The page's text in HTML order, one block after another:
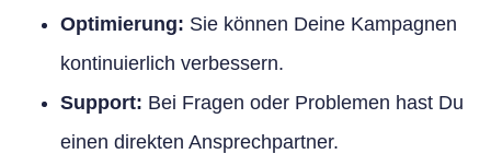
Optimierung: Sie können Deine Kampagnen
kontinuierlich verbessern.
Support: Bei Fragen oder Problemen hast Du
einen direkten Ansprechpartner.